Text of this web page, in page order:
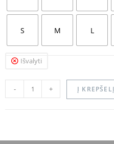
S M L
Išvalyti
- + Į KREPŠELĮ